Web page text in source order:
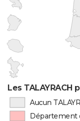
Les TALAYRACH
Aucun
Département